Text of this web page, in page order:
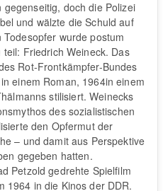
gegenseitig, doch die Polizei
und wälzte die Schuld auf
wurde postum
Friedrich Weineck. Das
Rot-Frontkämpfer-Bundes
einem Roman, 1964in einem
stilisiert. Weinecks
des sozialistischen
den Opfermut der
– und damit aus Perspektive
gegeben hatten.
Petzold gedrehte Spielfilm
1964 in die Kinos der DDR.